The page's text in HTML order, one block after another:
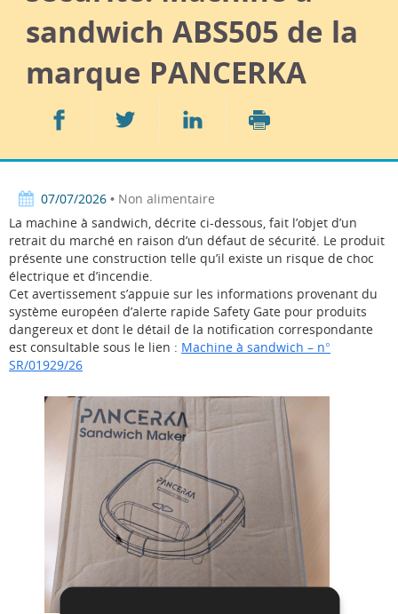
sandwich ABS505 de la
marque PANCERKA
Partager
Partager
Partager
07/07/2026 • Non alimentaire
La machine à sandwich, décrite ci-dessous, fait l’objet d’un
retrait du marché en raison d’un défaut de sécurité. Le produit
présente une construction telle qu’il existe un risque de choc
électrique et d’incendie.
Cet avertissement s’appuie sur les informations provenant du
système européen d’alerte rapide Safety Gate pour produits
dangereux et dont le détail de la notification correspondante
est consultable sous le lien : Machine à sandwich – n°
SR/01929/26